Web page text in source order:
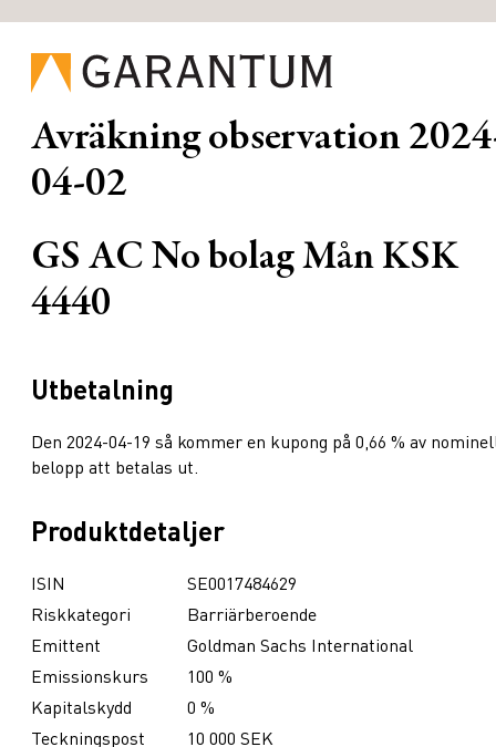
Avräkning observation
04-02
GS AC No bolag Mån KSK
4440
Utbetalning
Den 2024-04-19 så kommer en kupong på 0,66 % av
belopp att betalas ut.
Produktdetaljer
ISIN
SE0017484629
Riskkategori
Barriärberoende
Emittent
Goldman Sachs International
Emissionskurs
100 %
Kapitalskydd
0 %
Teckningspost
10 000 SEK